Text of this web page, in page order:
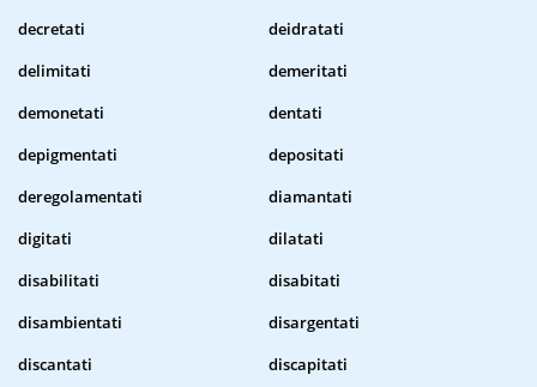
decretati
deidratati
delimitati
demeritati
demonetati
dentati
depigmentati
depositati
deregolamentati
diamantati
digitati
dilatati
disabilitati
disabitati
disambientati
disargentati
discantati
discapitati